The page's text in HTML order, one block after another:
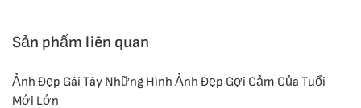
Sản phẩm liên quan
Ảnh Đẹp Gái Tây Những Hình Ảnh Đẹp Gợi Cảm Của Tuổi
Mới Lớn